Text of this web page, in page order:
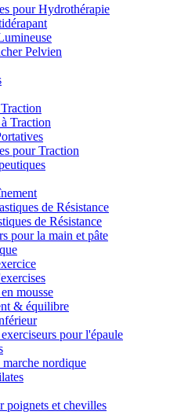
pour Hydrothérapie
Pelvien
Traction
pour Traction
de Résistance
de Résistance
pour la main et pâte
mousse
& équilibre
pour l'épaule
marche nordique
poignets et chevilles